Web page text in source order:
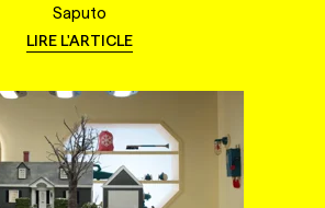
Saputo
LIRE L'ARTICLE